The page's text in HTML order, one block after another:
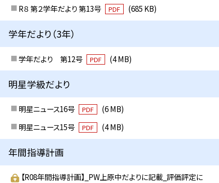
R８ 第２学年だより 第13号
PDF (685 KB)
学年だより（3年）
学年だより 第12号 PDF (4 MB)
明星学級だより
明星ニュース16号 PDF
(6 MB)
明星ニュース15号
PDF (4 MB)
年間指導計画
【R08年間指導計画】_PW上原中だよりに記載_評価評定に